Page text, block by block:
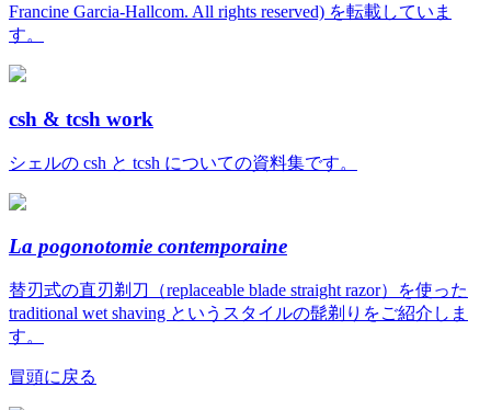
Francine Garcia-Hallcom. All rights reserved) を転載していま
す。
csh & tcsh work
シェルの csh と tcsh についての資料集です。
La pogonotomie contemporaine
替刃式の直刃剃刀（replaceable blade straight razor）を使った
traditional wet shaving というスタイルの髭剃りをご紹介しま
す。
冒頭に戻る